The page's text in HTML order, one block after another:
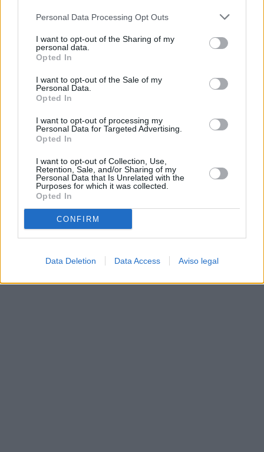
negar su consentimiento. Tenga en cuenta que algún
de su consentimiento, pero usted tiene el derecho de
rechazar tal procesamiento. Sus preferencias se aplicarán
cualquier momento entrando de nuevo en este sitio web o
visitando nuestra política de privacidad.
Personal Data Processing Opt Outs
I want to opt-out of the Sharing of my
personal data.
Opted In
I want to opt-out of the Sale of my
Personal Data.
Opted In
I want to opt-out of processing my
Personal Data for Targeted Advertising.
Opted In
I want to opt-out of Collection, Use,
Retention, Sale, and/or Sharing of my
Personal Data that Is Unrelated with the
Purposes for which it was collected.
Opted In
CONFIRM
Data Deletion Data Access Aviso legal